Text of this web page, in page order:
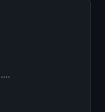
...